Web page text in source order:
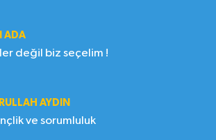
ADA
değil biz seçelim !
AYDIN
Gençlik ve sorumluluk